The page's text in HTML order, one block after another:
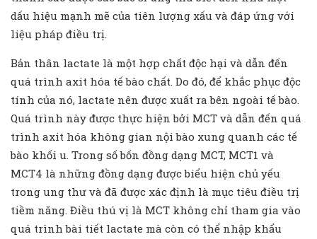
dấu hiệu mạnh mẽ của tiên lượng xấu và đáp ứng với
liệu pháp điều trị.
Bản thân lactate là một hợp chất độc hại và dẫn đến
quá trình axit hóa tế bào chất. Do đó, để khắc phục độc
tính của nó, lactate nên được xuất ra bên ngoài tế bào.
Quá trình này được thực hiện bởi MCT và dẫn đến quá
trình axit hóa không gian nội bào xung quanh các tế
bào khối u. Trong số bốn đồng dạng MCT, MCT1 và
MCT4 là những đồng dạng được biểu hiện chủ yếu
trong ung thư và đã được xác định là mục tiêu điều trị
tiềm năng. Điều thú vị là MCT không chỉ tham gia vào
quá trình bài tiết lactate mà còn có thể nhập khẩu